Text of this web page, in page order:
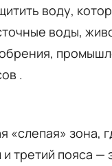
воду,
воды,
.
зона,
третий пояса —